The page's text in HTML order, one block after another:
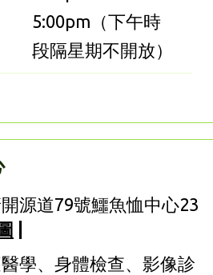
5:00pm（下午時
段隔星期不開放）
源道79號鱷魚恤中心23
學、身體檢查、影像診